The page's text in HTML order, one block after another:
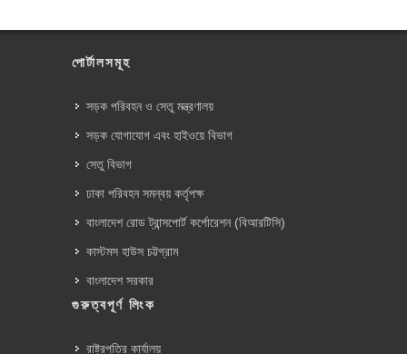
পোর্টালসমূহ
সড়ক পরিবহন ও সেতু মন্ত্রণালয়
সড়ক যোগাযোগ এবং হাইওয়ে বিভাগ
সেতু বিভাগ
ঢাকা পরিবহন সমন্বয় কর্তৃপক্ষ
বাংলাদেশ রোড ট্রান্সপোর্ট কর্পোরেশন (বিআরটিসি)
কাস্টমস হাউস চট্টগ্রাম
বাংলাদেশ সরকার
গুরুত্বপূর্ণ লিংক
রাষ্ট্রপতির কার্যালয়